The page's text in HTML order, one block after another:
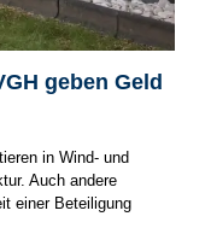
geben Geld
in Wind- und
Auch andere
einer Beteiligung